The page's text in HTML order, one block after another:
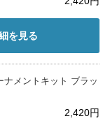
を見る
メントキット ブラッ
2,420円